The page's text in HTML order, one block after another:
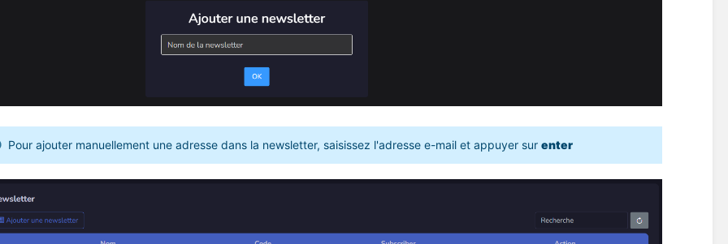
Pour ajouter manuellement une adresse dans la newsletter, saisissez l'adresse e-mail et appuyer sur enter